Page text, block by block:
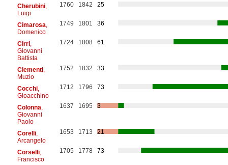
Cherubini,
Luigi
1760 1842 25
Cimarosa
Domenico
1749 1801 36
Cirri,
Giovanni
Battista
1724 1808 61
Clementi,
Muzio
1752 1832 33
Cocchi,
Gioacchino
1712 1796 73
Colonna
Giovanni
Paolo
1637 1695 3
Corelli,
Arcangelo
1653 1713 21
Corselli,
Francisco
1705 1778 73